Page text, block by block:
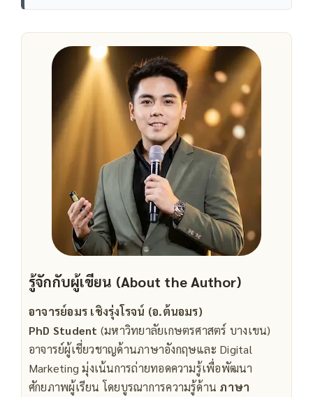
รู้จักกับผู้เขียน (About the Author)
อาจารย์อมร เชิงรุ่งโรจน์ (อ.ต้นอมร)
PhD Student (มหาวิทยาลัยเกษตรศาสตร์ บางเขน)
อาจารย์ผู้เชี่ยวชาญด้านภาษาอังกฤษและ Digital
Marketing มุ่งเน้นการถ่ายทอดความรู้เพื่อพัฒนา
ศักยภาพผู้เรียน โดยบูรณาการความรู้ด้าน ภาษา